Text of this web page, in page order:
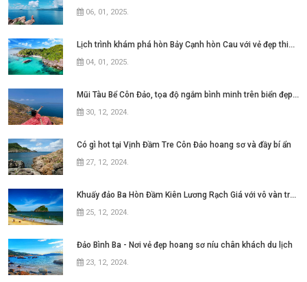
06, 01, 2025.
Lịch trình khám phá hòn Bảy Cạnh hòn Cau với vẻ đẹp thiên nhiên hoang sơ
04, 01, 2025.
Mũi Tàu Bể Côn Đảo, tọa độ ngắm bình minh trên biển đẹp mê hồn
30, 12, 2024.
Có gì hot tại Vịnh Đầm Tre Côn Đảo hoang sơ và đầy bí ẩn
27, 12, 2024.
Khuấy đảo Ba Hòn Đầm Kiên Lương Rạch Giá với vô vàn trải nghiệm
25, 12, 2024.
Đảo Bình Ba - Nơi vẻ đẹp hoang sơ níu chân khách du lịch
23, 12, 2024.